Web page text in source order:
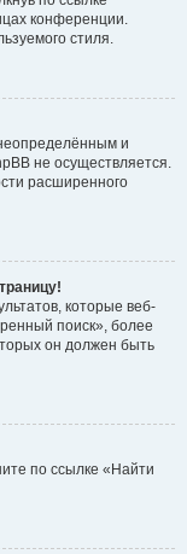
конференции.
стиля.
и
не осуществляется.
расширенного
которые веб-
поиск», более
он должен быть
по ссылке «Найти